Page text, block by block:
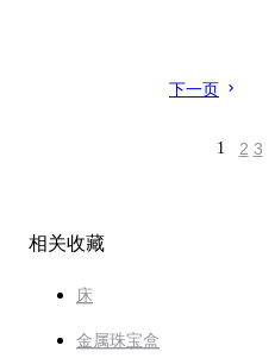
下一页
1 2 3
相关收藏
床
金属珠宝盒